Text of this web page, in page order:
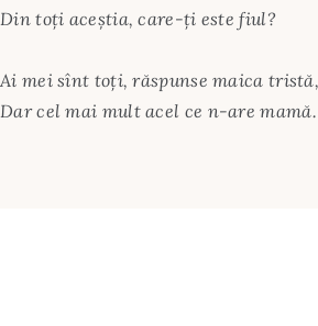
Din toţi aceştia, care-ţi este fiul?
Ai mei sînt toţi, răspunse maica tristă,
Dar cel mai mult acel ce n-are mamă.